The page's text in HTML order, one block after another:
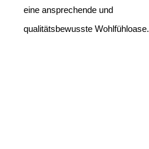
eine ansprechende und
qualitätsbewusste Wohlfühloase.